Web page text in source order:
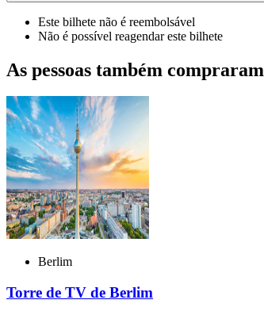
Este bilhete não é reembolsável
Não é possível reagendar este bilhete
As pessoas também compraram
Berlim
Torre de TV de Berlim